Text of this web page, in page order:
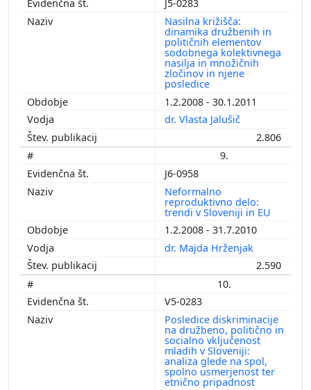
J5-0283
Nasilna križišča:
dinamika družbenih in
političnih elementov
sodobnega kolektivnega
nasilja in množičnih
zločinov in njene
posledice
1.2.2008 - 30.1.2011
dr. Vlasta Jalušič
2.806
9.
J6-0958
Neformalno
reproduktivno delo:
trendi v Sloveniji in EU
1.2.2008 - 31.7.2010
dr. Majda Hrženjak
2.590
10.
V5-0283
Posledice diskriminacije
na družbeno, politično in
socialno vključenost
mladih v Sloveniji:
analiza glede na spol,
spolno usmerjenost ter
etnično pripadnost